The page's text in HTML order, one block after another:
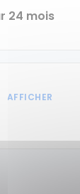
24 mois